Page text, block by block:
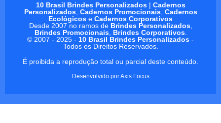
10 Brasil Brindes Personalizados| Cadernos
Personalizados, Cadernos Promocionais, Cadernos
Ecológicos e Cadernos Corporativos
Desde 2007 no ramos de Brindes Personalizados,
Brindes Promocionais, Brindes Corporativos.
© 2007 - 2025 - 10 Brasil Brindes Personalizados -
Todos os Direitos Reservados.
É proibida a reprodução total ou parcial deste conteúdo.
Desenvolvido porAxis Focus